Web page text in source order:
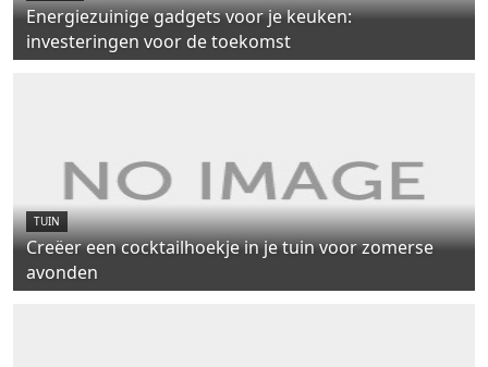
Energiezuinige gadgets voor je keuken:
investeringen voor de toekomst
TUIN
Creëer een cocktailhoekje in je tuin voor zomerse
avonden